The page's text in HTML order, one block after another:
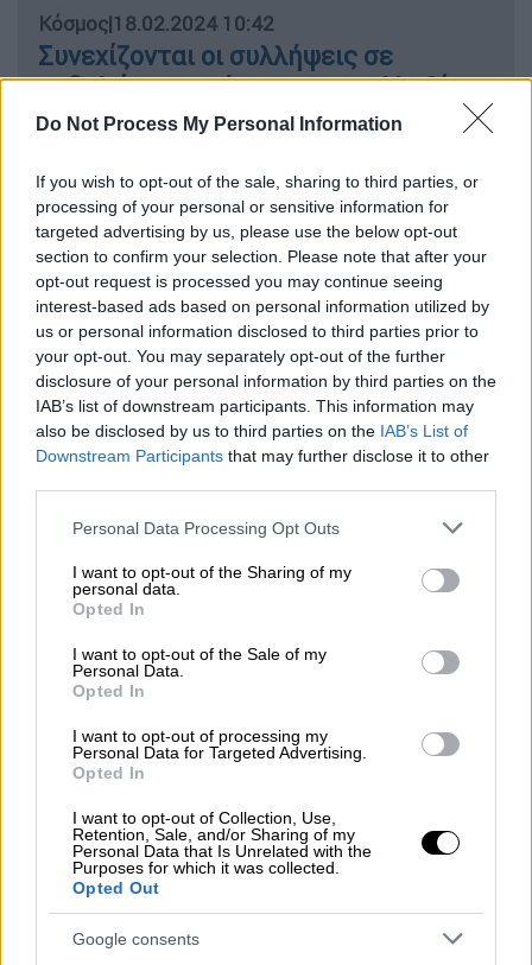
Do Not Process My Personal Information
If you wish to opt-out of the sale, sharing to third parties, or
processing of your personal or sensitive information for
targeted advertising by us, please use the below opt-out
section to confirm your selection. Please note that after your
opt-out request is processed you may continue seeing
interest-based ads based on personal information utilized by
us or personal information disclosed to third parties prior to
your opt-out. You may separately opt-out of the further
disclosure of your personal information by third parties on the
IAB’s list of downstream participants. This information may
also be disclosed by us to third parties on the IAB’s List of
Downstream Participants that may further disclose it to other
Please note that this website/app uses one or more Google
not limited to your visit or usage behaviour. You may click to
grant or deny consent to Google and its third-party tags to
use your data for below specified purposes in below Google
consent section.
Personal Data Processing Opt Outs
I want to opt-out of the Sharing of my
personal data.
Opted In
I want to opt-out of the Sale of my
Personal Data.
Opted In
I want to opt-out of processing my
Personal Data for Targeted Advertising.
Opted In
I want to opt-out of Collection, Use,
Retention, Sale, and/or Sharing of my
Personal Data that Is Unrelated with the
Purposes for which it was collected.
Opted Out
Google consents
Κόσμος|18.02.2024 10:42
Συνεχίζονται οι συλλήψεις σε
εκδηλώσεις μνήμης για τον Αλεξέι
Ναβάλνι
«Το ιατρικό συγκρότημα Νάσερ αποτελεί τη
ραχοκοκαλιά της υγειονομικής περίθαλψης
στη νότια Λωρίδα της Γάζας. Η διακοπή της
λειτουργίας του ισοδυναμεί με θανατική
ποινήγιαεκατοντάδες χιλιάδες
εκτοπισμένουςΠαλαιστίνιους στη Χαν
Γιούνις και τη Ράφα», υπογράμμισε ο αλ
Κίντρα.
Ο ίδιος εξήγησε ότι το νοσοκομείο τέθηκε
εκτός λειτουργίας λόγω τηςέλλειψης
καυσίμων και των συγκρούσεων
μαίνονται στην περιοχή γύρω από αυτό.
Το Νάσερ
ήταν μέχρι σήμερα το μεγαλύτερο
εν λειτουργίανοσοκομείο της Λωρίδας της
Γάζας. Αυτή την εβδομάδα βρέθηκε να
πολιορκείται από τον ισραηλινό στρατό, με
τις ισραηλινές δυνάμεις να πραγματοποιούν
Ο ισραηλινός στρατός ανακοίνωσε
ότι σκότωσε δεκάδες μαχητές